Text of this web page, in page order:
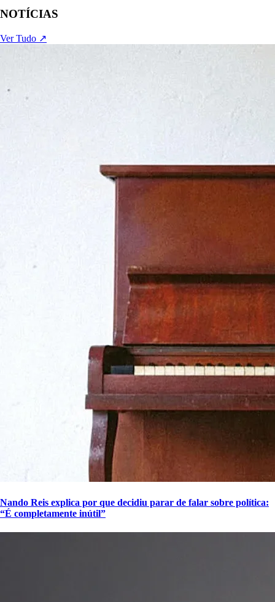
NOTÍCIAS
Ver Tudo ↗
Nando Reis explica por que decidiu parar de falar sobre política:
“É completamente inútil”